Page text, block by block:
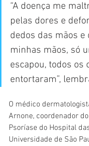
“A doença me
pelas dores e
dedos das mãos e
minhas mãos, só
escapou, todos os
entortaram”,
O médico
Arnone, coordenador
Psoríase do Hospital
Universidade de São